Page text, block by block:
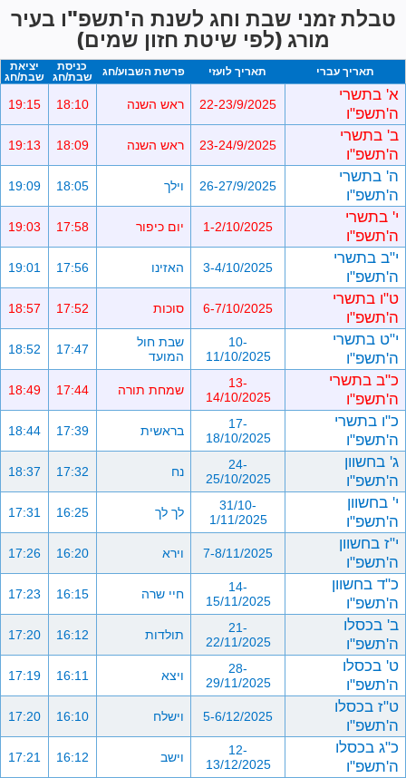
טבלת זמני שבת וחג לשנת ה'תשפ"ו בעיר
מורג (לפי שיטת חזון שמים)
תאריך עברי תאריך לועזי פרשת השבוע/חג
כניסת
שבת/חג
יציאת
שבת/חג
א' בתשרי
ה'תשפ"ו
22-23/9/2025 ראש השנה 18:10
19:15
ב' בתשרי
ה'תשפ"ו
23-24/9/2025 ראש השנה 18:09
19:13
ה' בתשרי
ה'תשפ"ו
26-27/9/2025 וילך 18:05
19:09
י' בתשרי
ה'תשפ"ו
1-2/10/2025 יום כיפור 17:58
19:03
י"ב בתשרי
ה'תשפ"ו
3-4/10/2025 האזינו 17:56
19:01
ט"ו בתשרי
ה'תשפ"ו
6-7/10/2025 סוכות 17:52
18:57
י"ט בתשרי
ה'תשפ"ו
10-
11/10/2025
שבת חול
המועד
17:47
18:52
כ"ב בתשרי
ה'תשפ"ו
13-
14/10/2025
שמחת תורה 17:44
18:49
כ"ו בתשרי
ה'תשפ"ו
17-
18/10/2025
בראשית 17:39
18:44
ג' בחשוון
ה'תשפ"ו
24-
25/10/2025
נח 17:32
18:37
י' בחשוון
ה'תשפ"ו
31/10-
1/11/2025
לך לך 16:25
17:31
י"ז בחשוון
ה'תשפ"ו
7-8/11/2025 וירא 16:20
17:26
כ"ד בחשוון
ה'תשפ"ו
14-
15/11/2025
חיי שרה 16:15
17:23
ב' בכסלו
ה'תשפ"ו
21-
22/11/2025
תולדות 16:12
17:20
ט' בכסלו
ה'תשפ"ו
28-
29/11/2025
ויצא 16:11
17:19
ט"ז בכסלו
ה'תשפ"ו
5-6/12/2025 וישלח 16:10
17:20
כ"ג בכסלו
ה'תשפ"ו
12-
13/12/2025
וישב 16:12
17:21